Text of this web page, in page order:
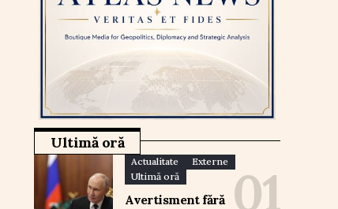
Ultimă oră
Actualitate
Externe
Ultimă oră
Avertisment fără